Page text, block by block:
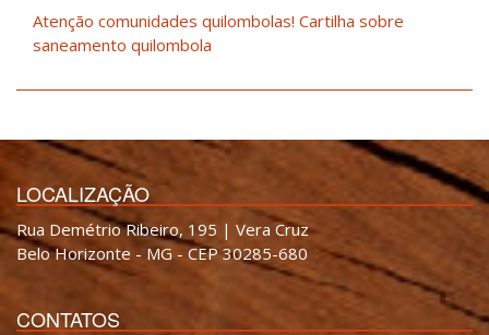
Atenção comunidades quilombolas! Cartilha sobre
saneamento quilombola
LOCALIZAÇÃO
Rua Demétrio Ribeiro, 195 | Vera Cruz
Belo Horizonte - MG - CEP 30285-680
CONTATOS